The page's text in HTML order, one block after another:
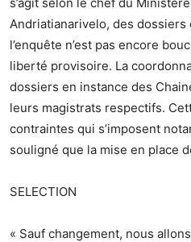
Andriatianarivelo, des dossiers
l’enquête n’est pas encore
liberté provisoire. La
dossiers en instance des
leurs magistrats respectifs.
contraintes qui s’imposent
souligné que la mise en place
SELECTION
« Sauf changement, nous